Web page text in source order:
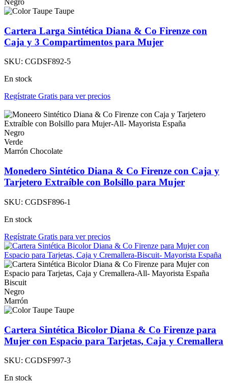
Negro
Taupe
Cartera Larga Sintética Diana & Co Firenze con
Caja y 3 Compartimentos para Mujer
SKU: CGDSF892-5
En stock
Regístrate Gratis para ver precios
Negro
Verde
Marrón Chocolate
Monedero Sintético Diana & Co Firenze con Caja y
Tarjetero Extraíble con Bolsillo para Mujer
SKU: CGDSF896-1
En stock
Regístrate Gratis para ver precios
Biscuit
Negro
Marrón
Taupe
Cartera Sintética Bicolor Diana & Co Firenze para
Mujer con Espacio para Tarjetas, Caja y Cremallera
SKU: CGDSF997-3
En stock